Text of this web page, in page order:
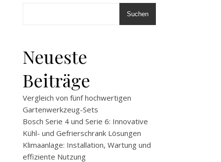
Suchen
Neueste
Beiträge
Vergleich von fünf hochwertigen
Gartenwerkzeug-Sets
Bosch Serie 4 und Serie 6: Innovative
Kühl- und Gefrierschrank Lösungen
Klimaanlage: Installation, Wartung und
effiziente Nutzung